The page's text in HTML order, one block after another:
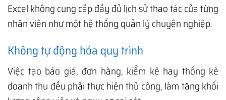
Excel không cung cấp đầy đủ lịch sử thao tác của từng
nhân viên như một hệ thống quản lý chuyên nghiệp.
Không tự động hóa quy trình
Việc tạo báo giá, đơn hàng, kiểm kê hay thống kê
doanh thu đều phải thực hiện thủ công, làm tăng khối